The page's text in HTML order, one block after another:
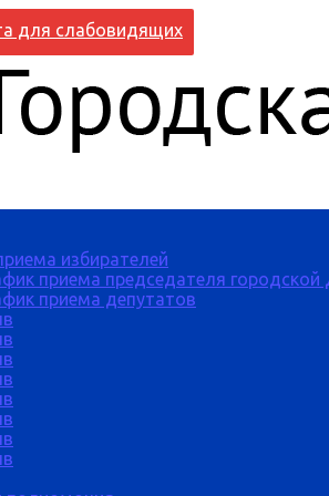
для слабовидящих
избирателей
приема председателя
приема депутатов